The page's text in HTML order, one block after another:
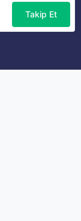
Takip Et